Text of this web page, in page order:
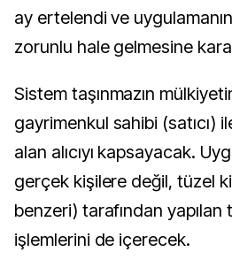
ay ertelendi ve
zorunlu hale gelmesine
Sistem taşınmazın
gayrimenkul sahibi (satıcı)
alan alıcıyı kapsayacak.
gerçek kişilere değil, tüzel
benzeri) tarafından yapılan
işlemlerini de içerecek.